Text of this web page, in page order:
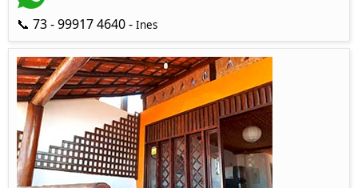
📞 73 - 99917 4640 - Ines